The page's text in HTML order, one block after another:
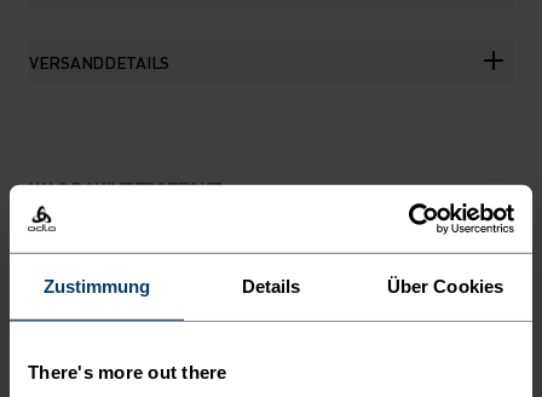
Zustimmung Details Über Cookies
There's more out there
VERSANDDETAILS
WAS DAHINTERSTECKT
EIN WEICHES T-SHIRT AUS
RECYCELTEN FASERN FÜR